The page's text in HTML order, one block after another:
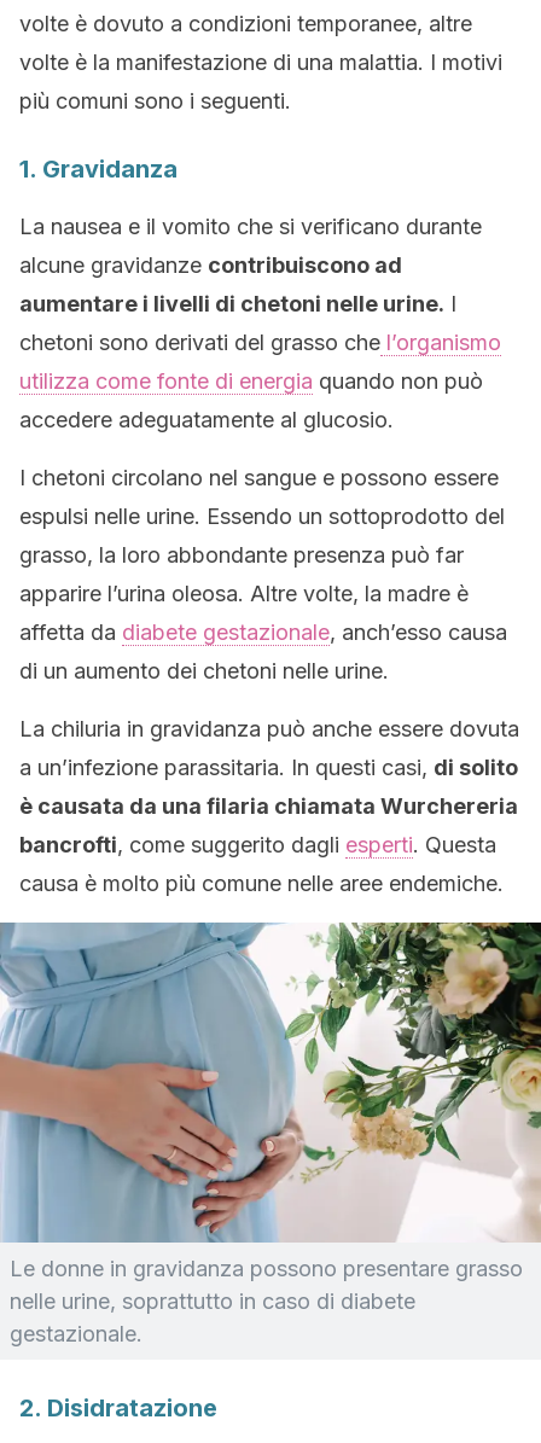
volte è dovuto a condizioni temporanee, altre
volte è la manifestazione di una malattia. I motivi
più comuni sono i seguenti.
1. Gravidanza
La nausea e il vomito che si verificano durante
alcune gravidanze contribuiscono ad
aumentare i livelli di chetoni nelle urine. I
chetoni sono derivati del grasso che l’organismo
utilizza come fonte di energia quando non può
accedere adeguatamente al glucosio.
I chetoni circolano nel sangue e possono essere
espulsi nelle urine. Essendo un sottoprodotto del
grasso, la loro abbondante presenza può far
apparire l’urina oleosa. Altre volte, la madre è
affetta da diabete gestazionale, anch’esso causa
di un aumento dei chetoni nelle urine.
La chiluria in gravidanza può anche essere dovuta
a un’infezione parassitaria. In questi casi, di solito
è causata da una filaria chiamata Wurchereria
bancrofti, come suggerito dagli esperti. Questa
causa è molto più comune nelle aree endemiche.
Le donne in gravidanza possono presentare grasso
nelle urine, soprattutto in caso di diabete
gestazionale.
2. Disidratazione